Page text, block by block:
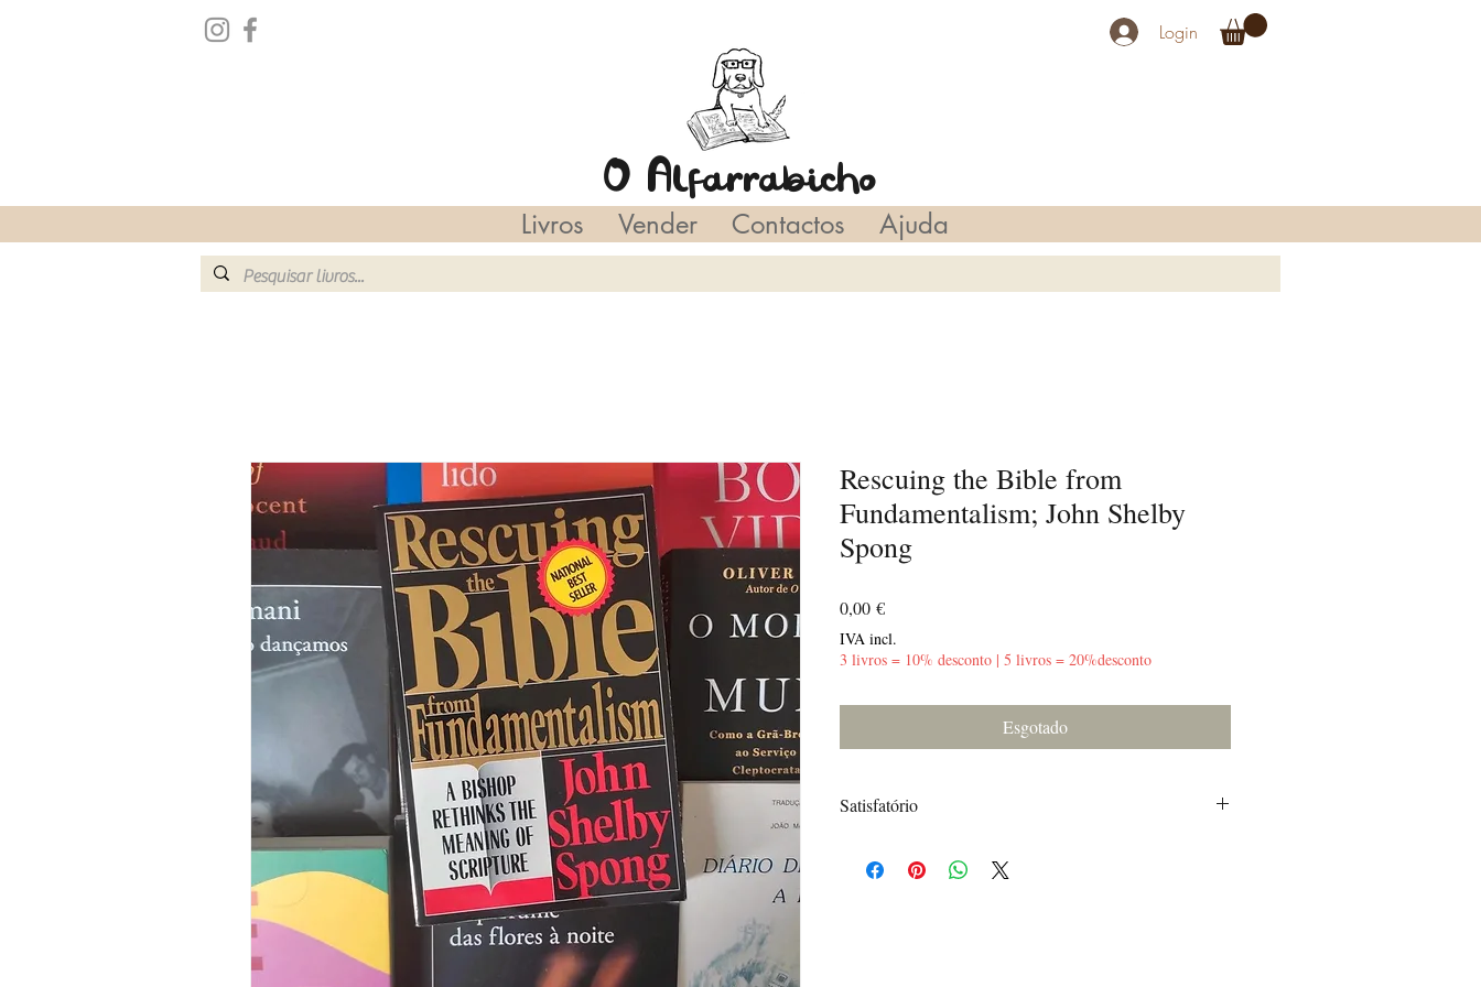
O Alfarrabicho
Login
Livros Vender Contactos Ajuda
Rescuing the Bible from
Fundamentalism; John Shelby
Spong
0,00 €Preço
IVA incl.
3 livros = 10% desconto | 5 livros = 20%desconto
Esgotado
Satisfatório
marcador e lápis.